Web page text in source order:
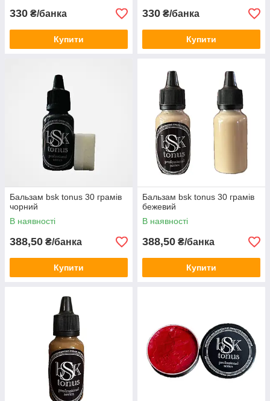
330 ₴/банка
Купити
330 ₴/банка
Купити
Бальзам bsk tonus 30 грамів
чорний
В наявності
388,50 ₴/банка
Купити
Бальзам bsk tonus 30 грамів
бежевий
В наявності
388,50 ₴/банка
Купити